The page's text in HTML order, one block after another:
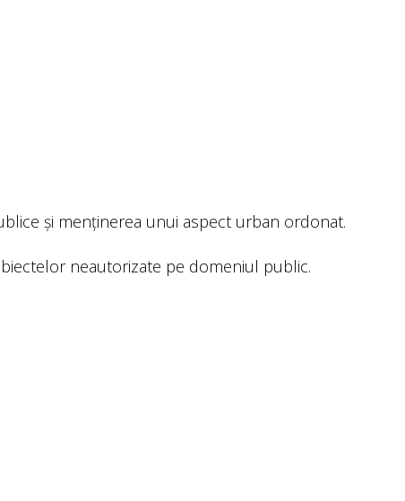
și menținerea unui aspect urban ordonat.
neautorizate pe domeniul public.